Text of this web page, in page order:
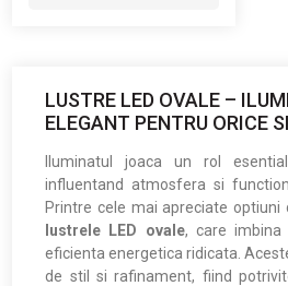
LUSTRE LED OVALE –
ELEGANT PENTRU ORICE
Iluminatul joaca un rol
influentand atmosfera si
Printre cele mai apreciate
lustrele LED ovale, care imbina
eficienta energetica ridicata.
de stil si rafinament, fiind